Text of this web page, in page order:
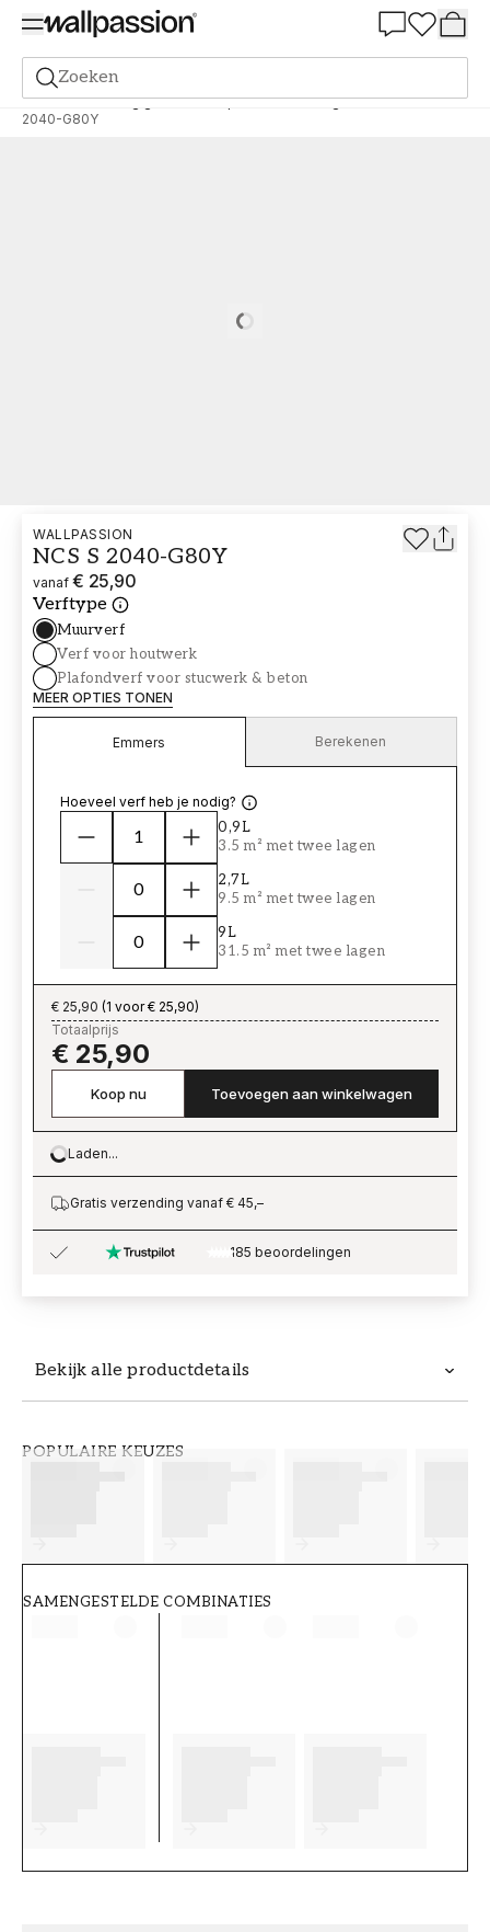
Zoeken
Verf Bestelling gebaseerd op NCS Bestelling door NCS
2040-G80Y
Loading…
Bekijk alle productdetails
POPULAIRE KEUZES
SAMENGESTELDE COMBINATIES
WALLPASSION
NCS S 2040-G80Y
vanaf € 25,90
Verftype
Muurverf
Verf voor houtwerk
Plafondverf voor stucwerk & beton
MEER OPTIES TONEN
Emmers Berekenen
Hoeveel verf heb je nodig?
0,9L
3.5 m² met twee lagen
2,7L
9.5 m² met twee lagen
9L
31.5 m² met twee lagen
€ 25,90 (1 voor € 25,90)
Totaalprijs
€ 25,90
Koop nu Toevoegen aan winkelwagen
Loading…
Laden...
Gratis verzending vanaf € 45,–
185 beoordelingen